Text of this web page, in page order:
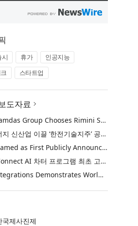
시 휴가
인공지능
스타트업
도자료
Khimji Ramdas Group Chooses Rimini Street to Reduce SAP Support Costs, Protect 700+ Customizations and Reinvest Savings in Innovation
한전, 에너지 신산업 이끌 ‘한전기술지주’ 공식 출범
Purina Named as First Publicly Announced NIQ ConnectAI Charter Client
닐슨IQ, Connect AI 차터 프로그램 최초 고객사 ‘퓨리나’ 선정
Power Integrations Demonstrates World’s First 2200 V GaN Technology for Next-Era High-Voltage Power Systems
제사진제